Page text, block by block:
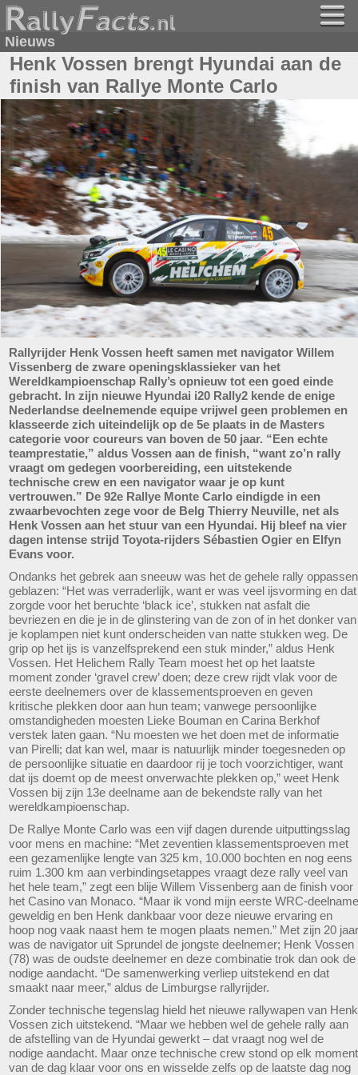
Nieuws
Henk Vossen brengt Hyundai aan de
finish van Rallye Monte Carlo
Rallyrijder Henk Vossen heeft samen met navigator Willem
Vissenberg de zware openingsklassieker van het
Wereldkampioenschap Rally’s opnieuw tot een goed einde
gebracht. In zijn nieuwe Hyundai i20 Rally2 kende de enige
Nederlandse deelnemende equipe vrijwel geen problemen en
klasseerde zich uiteindelijk op de 5e plaats in de Masters
categorie voor coureurs van boven de 50 jaar. “Een echte
teamprestatie,” aldus Vossen aan de finish, “want zo’n rally
vraagt om gedegen voorbereiding, een uitstekende
technische crew en een navigator waar je op kunt
vertrouwen.” De 92e Rallye Monte Carlo eindigde in een
zwaarbevochten zege voor de Belg Thierry Neuville, net als
Henk Vossen aan het stuur van een Hyundai. Hij bleef na vier
dagen intense strijd Toyota-rijders Sébastien Ogier en Elfyn
Evans voor.
Ondanks het gebrek aan sneeuw was het de gehele rally oppassen
geblazen: “Het was verraderlijk, want er was veel ijsvorming en dat
zorgde voor het beruchte ‘black ice’, stukken nat asfalt die
bevriezen en die je in de glinstering van de zon of in het donker van
je koplampen niet kunt onderscheiden van natte stukken weg. De
grip op het ijs is vanzelfsprekend een stuk minder,” aldus Henk
Vossen. Het Helichem Rally Team moest het op het laatste
moment zonder ‘gravel crew’ doen; deze crew rijdt vlak voor de
eerste deelnemers over de klassementsproeven en geven
kritische plekken door aan hun team; vanwege persoonlijke
omstandigheden moesten Lieke Bouman en Carina Berkhof
verstek laten gaan. “Nu moesten we het doen met de informatie
van Pirelli; dat kan wel, maar is natuurlijk minder toegesneden op
de persoonlijke situatie en daardoor rij je toch voorzichtiger, want
dat ijs doemt op de meest onverwachte plekken op,” weet Henk
Vossen bij zijn 13e deelname aan de bekendste rally van het
wereldkampioenschap.
De Rallye Monte Carlo was een vijf dagen durende uitputtingsslag
voor mens en machine: “Met zeventien klassementsproeven met
een gezamenlijke lengte van 325 km, 10.000 bochten en nog eens
ruim 1.300 km aan verbindingsetappes vraagt deze rally veel van
het hele team,” zegt een blije Willem Vissenberg aan de finish voor
het Casino van Monaco. “Maar ik vond mijn eerste WRC-deelname
geweldig en ben Henk dankbaar voor deze nieuwe ervaring en
hoop nog vaak naast hem te mogen plaats nemen.” Met zijn 20 jaar
was de navigator uit Sprundel de jongste deelnemer; Henk Vossen
(78) was de oudste deelnemer en deze combinatie trok dan ook de
nodige aandacht. “De samenwerking verliep uitstekend en dat
smaakt naar meer,” aldus de Limburgse rallyrijder.
Zonder technische tegenslag hield het nieuwe rallywapen van Henk
Vossen zich uitstekend. “Maar we hebben wel de gehele rally aan
de afstelling van de Hyundai gewerkt – dat vraagt nog wel de
nodige aandacht. Maar onze technische crew stond op elk moment
van de dag klaar voor ons en wisselde zelfs op de laatste dag nog